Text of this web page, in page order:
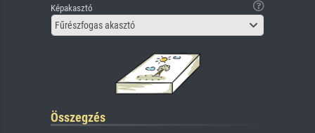
Képakasztó
Fűrészfogas akasztó
Összegzés